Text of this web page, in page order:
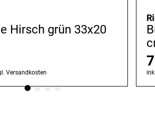
Hirsch grün 33x20
Versandkosten